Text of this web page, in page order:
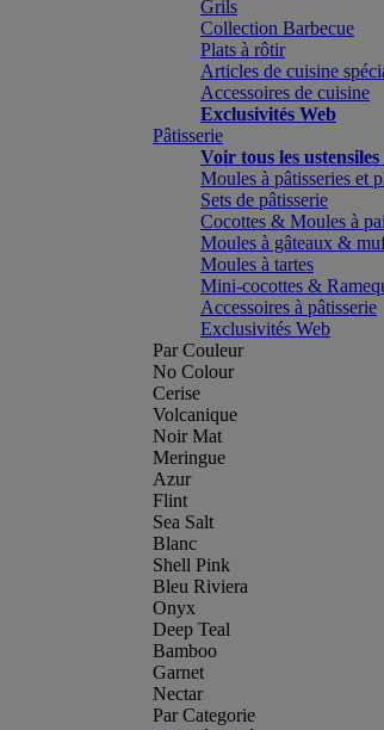
Grils
Collection Barbecue
Plats à rôtir
Articles de cuisine
Accessoires de cuisine
Exclusivités Web
Pâtisserie
Voir tous les
Moules à pâtisseries et
Sets de pâtisserie
Cocottes & Moules à
Moules à gâteaux &
Moules à tartes
Mini-cocottes &
Accessoires à pâtisserie
Exclusivités Web
Par Couleur
No Colour
Cerise
Volcanique
Noir Mat
Meringue
Azur
Flint
Sea Salt
Blanc
Shell Pink
Bleu Riviera
Onyx
Deep Teal
Bamboo
Garnet
Nectar
Par Categorie